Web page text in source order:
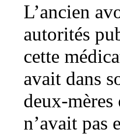
L’ancien
autorités
cette
avait dans
deux-
n’avait pas